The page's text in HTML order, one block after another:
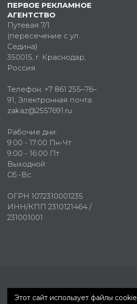
ПЕРВОЕ РЕКЛАМНОЕ
АГЕНТСТВО
Путевая 7/1
(пересечение с ул.
Седина)
350015, г. Краснодар,
Россия
Телефон: +7 861 255–76–
91, Электронная почта:
zakaz@2557691.ru
Рабочие дни:
9:00 - 17:00 Пн-Чт
9:00 - 16:00 Пт
Выходной:
Сб.-Вс.
ОГРН 1072310001235
ИНН/КПП 2310121464 /
231001001
Этот сайт использует файлы